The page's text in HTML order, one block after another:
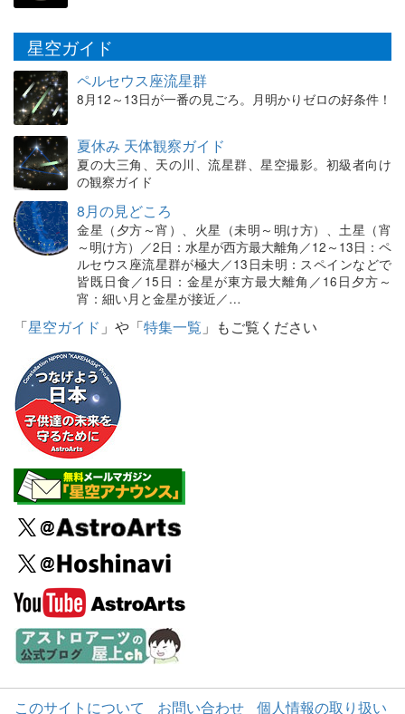
星空ガイド
ペルセウス座流星群
8月12～13日が一番の見ごろ。月明かりゼロの好条件！
夏休み 天体観察ガイド
夏の大三角、天の川、流星群、星空撮影。初級者向け
の観察ガイド
8月の見どころ
金星（夕方～宵）、火星（未明～明け方）、土星（宵
～明け方）／2日：水星が西方最大離角／12～13日：ペ
ルセウス座流星群が極大／13日未明：スペインなどで
皆既日食／15日：金星が東方最大離角／16日夕方～
宵：細い月と金星が接近／…
「星空ガイド 」や「特集一覧 」もご覧ください
このサイトについて お問い合わせ 個人情報の取り扱い